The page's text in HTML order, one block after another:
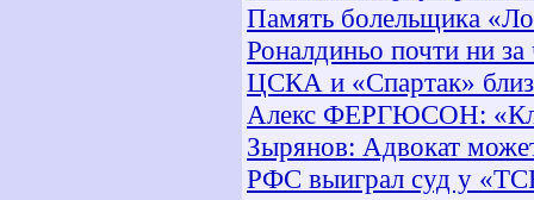
Память болельщика
Роналдиньо почти ни за
ЦСКА и «Спартак»
Алекс ФЕРГЮСОН:
Зырянов: Адвокат
РФС выиграл суд у